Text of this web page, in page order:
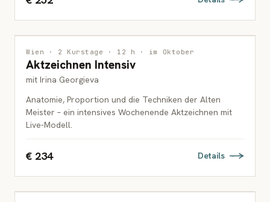
ZEICHNUNG
ERWACHSENE
Wien · 2 Kurstage · 12 h · im Oktober
Aktzeichnen Intensiv
mit Irina Georgieva
Anatomie, Proportion und die Techniken der Alten
Meister – ein intensives Wochenende Aktzeichnen mit
Live-Modell.
€ 234 Details